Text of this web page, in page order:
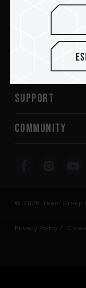
PRODUCTOS
Sala de
Acerca de
SUPPORT
COMMUNITY
© 2026 Team Group
Privacy Policy